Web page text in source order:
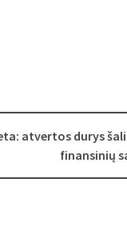
atvertos durys
finansinių